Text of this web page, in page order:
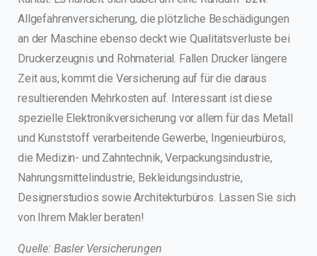
Allgefahrenversicherung, die plötzliche Beschädigungen
an der Maschine ebenso deckt wie Qualitätsverluste bei
Druckerzeugnis und Rohmaterial. Fallen Drucker längere
Zeit aus, kommt die Versicherung auf für die daraus
resultierenden Mehrkosten auf. Interessant ist diese
spezielle Elektronikversicherung vor allem für das Metall
und Kunststoff verarbeitende Gewerbe, Ingenieurbüros,
die Medizin- und Zahntechnik, Verpackungsindustrie,
Nahrungsmittelindustrie, Bekleidungsindustrie,
Designerstudios sowie Architekturbüros. Lassen Sie sich
von Ihrem Makler beraten!
Quelle: Basler Versicherungen